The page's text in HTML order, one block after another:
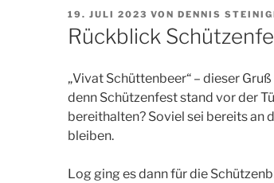
VERÖFFENTLICHT
AM
19. JULI 2023 VON DENNIS
Rückblick
„Vivat Schüttenbeer“ – dieser
denn Schützenfest stand vor der
bereithalten? Soviel sei bereits an
bleiben.
Log ging es dann für die